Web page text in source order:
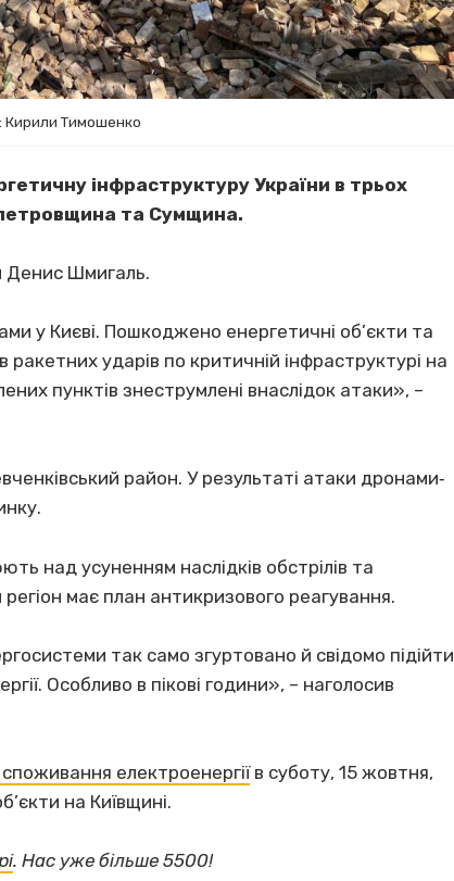
Кирили Тимошенко
інфраструктуру України в трьох
та Сумщина.
Денис Шмигаль.
у Києві. Пошкоджено енергетичні об’єкти та
ударів по критичній інфраструктурі на
пунктів знеструмлені внаслідок атаки», –
район. У результаті атаки дронами‐
над усуненням наслідків обстрілів та
має план антикризового реагування.
так само згуртовано й свідомо підійти
Особливо в пікові години», – наголосив
електроенергіїв суботу, 15 жовтня,
на Київщині.
. Нас уже більше 5500!